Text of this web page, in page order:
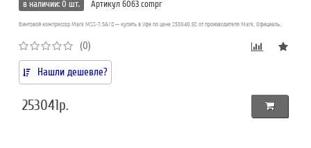
в наличии: 0 шт.
Артикул 6063 compr
Винтовой компрессор Mark MSS-7.5A/8 — купить в Уфе по цене 253040.92 от производителя Mark. Официаль..
(0)
Нашли дешевле?
253041р.